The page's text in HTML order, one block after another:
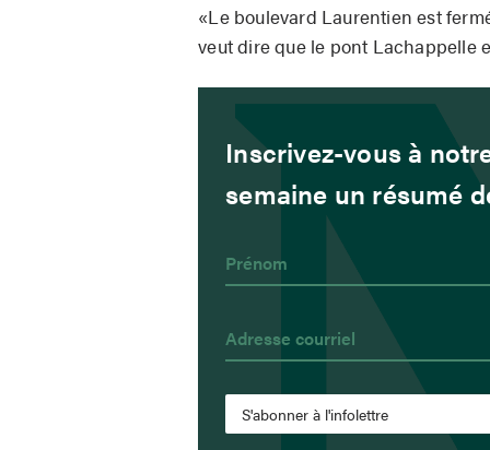
«Le boulevard Laurentien est
veut dire que le pont Lachappelle
Inscrivez-vous à
semaine un résumé